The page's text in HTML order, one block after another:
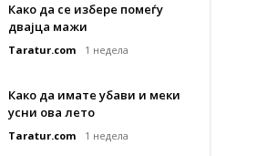
Како да се избере помеѓу
двајца мажи
Taratur.com 1 недела
Како да имате убави и меки
усни ова лето
Taratur.com 1 недела